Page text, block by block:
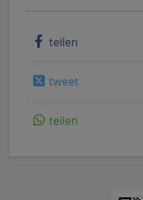
teilen
tweet
teilen